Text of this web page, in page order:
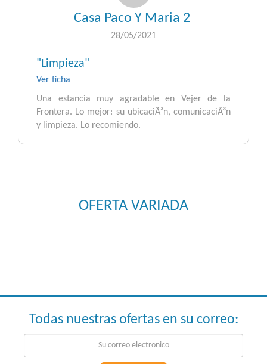
Casa Paco Y Maria 2
28/05/2021
"Limpieza"
Ver ficha
Una estancia muy agradable en Vejer de la
Frontera. Lo mejor: su ubicaciÃ³n, comunicaciÃ³n
y limpieza. Lo recomiendo.
OFERTA VARIADA
Todas nuestras ofertas en su correo: